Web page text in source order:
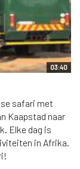
03:40
safari met
Kaapstad naar
Elke dag is
in Afrika.